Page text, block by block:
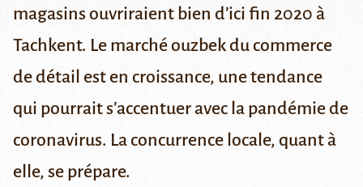
magasins ouvriraient bien d’ici fin 2020 à
Tachkent. Le marché ouzbek du commerce
de détail est en croissance, une tendance
qui pourrait s’accentuer avec la pandémie de
coronavirus. La concurrence locale, quant à
elle, se prépare.